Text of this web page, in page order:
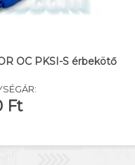
OC PKSI-S érbekötő
Ft